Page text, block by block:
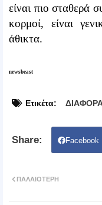
είναι πιο σταθερά
κορμοί, είναι
άθικτα.
newsbeast
Ετικέτα:
Facebook
ΠΑΛΑΙΌΤΕΡΗ